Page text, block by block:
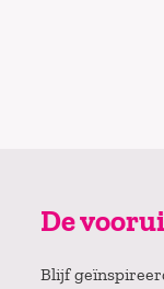
De
Blijf